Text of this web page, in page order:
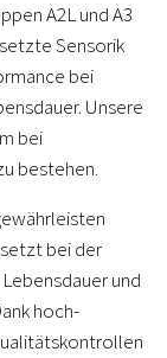
A2L und A3
Sensorik
bei
Unsere
bei
bestehen.
bei der
und
hoch-